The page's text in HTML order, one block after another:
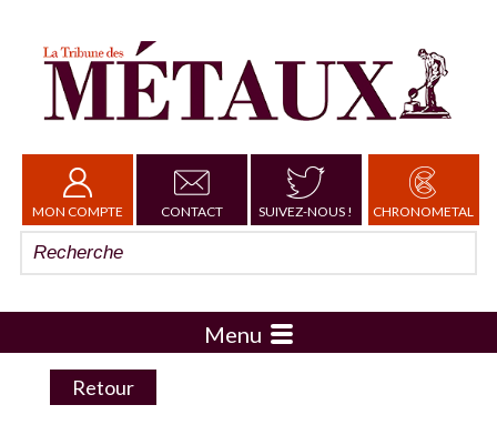
MON COMPTE CONTACT SUIVEZ-NOUS ! CHRONOMETAL
Menu
Retour